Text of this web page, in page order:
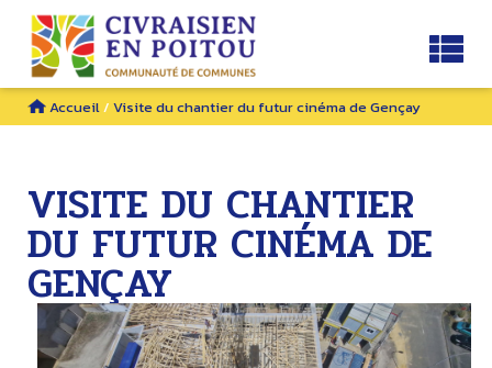
Accueil/ Visite du chantier du futur cinéma de Gençay
VISITE DU CHANTIER
DU FUTUR CINÉMA DE
GENÇAY